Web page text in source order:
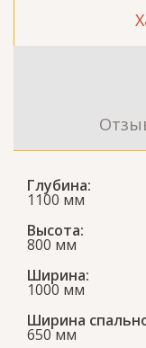
Глубина:
1100 мм
Высота:
800 мм
Ширина:
1000 мм
Ширина
650 мм